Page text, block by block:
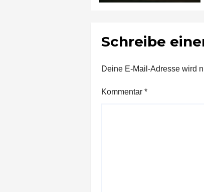
Russland-
bedeutet
Schreibe
Deine E-Mail-Adresse wird
Kommentar *